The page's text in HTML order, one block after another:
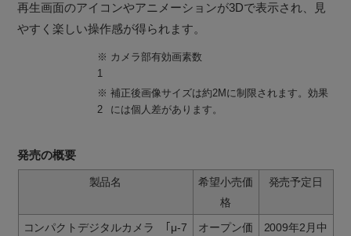
再生画面のアイコンやアニメーションが3Dで表示され、見
やすく楽しい操作感が得られます。
※
1
カメラ部有効画素数
※
2
補正後画像サイズは約2Mに制限されます。効果
には個人差があります。
発売の概要
製品名
希望小売価
格
発売予定日
コンパクトデジタルカメラ ｢μ-7
オープン価
2009年2月中